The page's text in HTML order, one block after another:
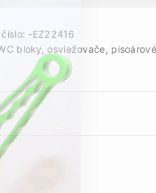
-EZ22416
bloky, osviežovače,